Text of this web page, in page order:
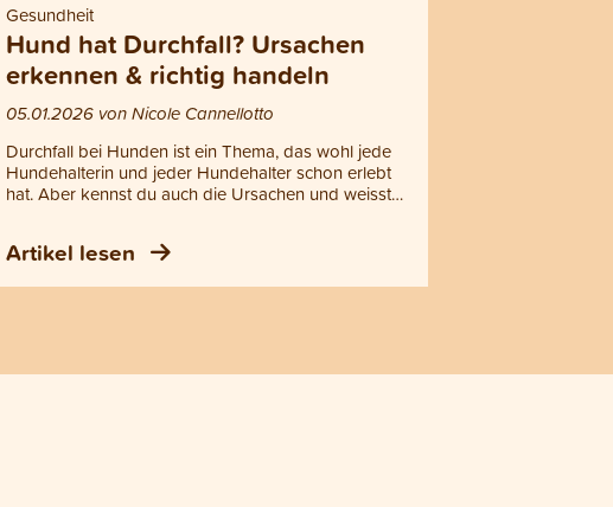
Gesundheit
Hund hat Durchfall? Ursachen
erkennen & richtig handeln
05.01.2026 von Nicole Cannellotto
Durchfall bei Hunden ist ein Thema, das wohl jede
Hundehalterin und jeder Hundehalter schon erlebt
hat. Aber kennst du auch die Ursachen und weisst,
Verdauungsstörungen bis zu ernsthaften
Artikel lesen